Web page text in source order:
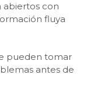
abiertos con
fluya
pueden tomar
antes de